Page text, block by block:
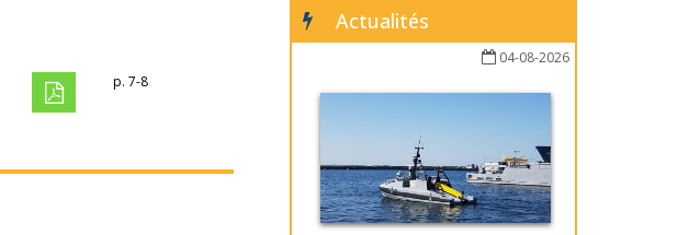
p. 7-8
Actualités
04-08-2026